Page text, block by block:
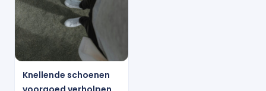
Knellende schoenen